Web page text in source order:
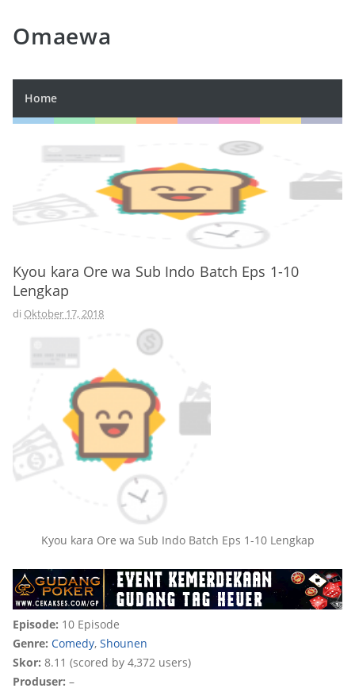
Omaewa
Home
Kyou kara Ore wa Sub Indo Batch Eps 1-10
Lengkap
di Oktober 17, 2018
Kyou kara Ore wa Sub Indo Batch Eps 1-10 Lengkap
Episode: 10 Episode
Genre: Comedy, Shounen
Skor: 8.11 (scored by 4,372 users)
Produser: –